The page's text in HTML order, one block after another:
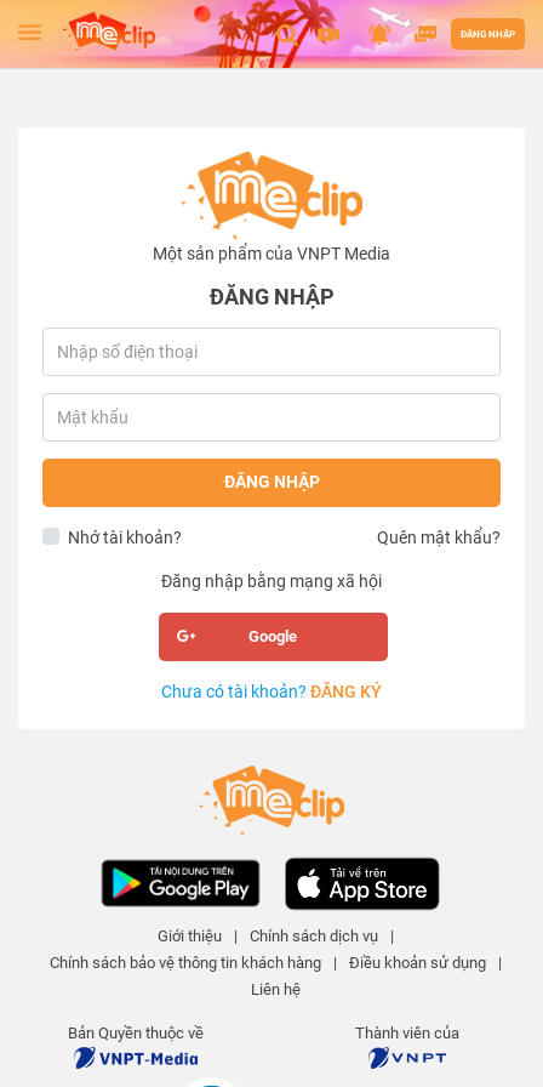
ĐĂNG NHẬP
Một sản phẩm của VNPT Media
ĐĂNG NHẬP
ĐĂNG NHẬP
Nhớ tài khoản? Quên mật khẩu?
Đăng nhập bằng mạng xã hội
Google
Chưa có tài khoản? ĐĂNG KÝ
Giới thiệu | Chính sách dịch vụ
|
Chính sách bảo vệ thông tin khách hàng
| Điều khoản sử dụng
|
Liên hệ
Bản Quyền thuộc về Thành viên của